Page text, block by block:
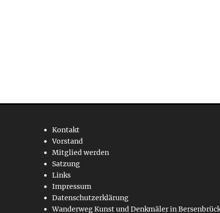
Kontakt
Vorstand
Mitglied werden
Satzung
Links
Impressum
Datenschutzerklärung
Wanderweg Kunst und Denkmäler in